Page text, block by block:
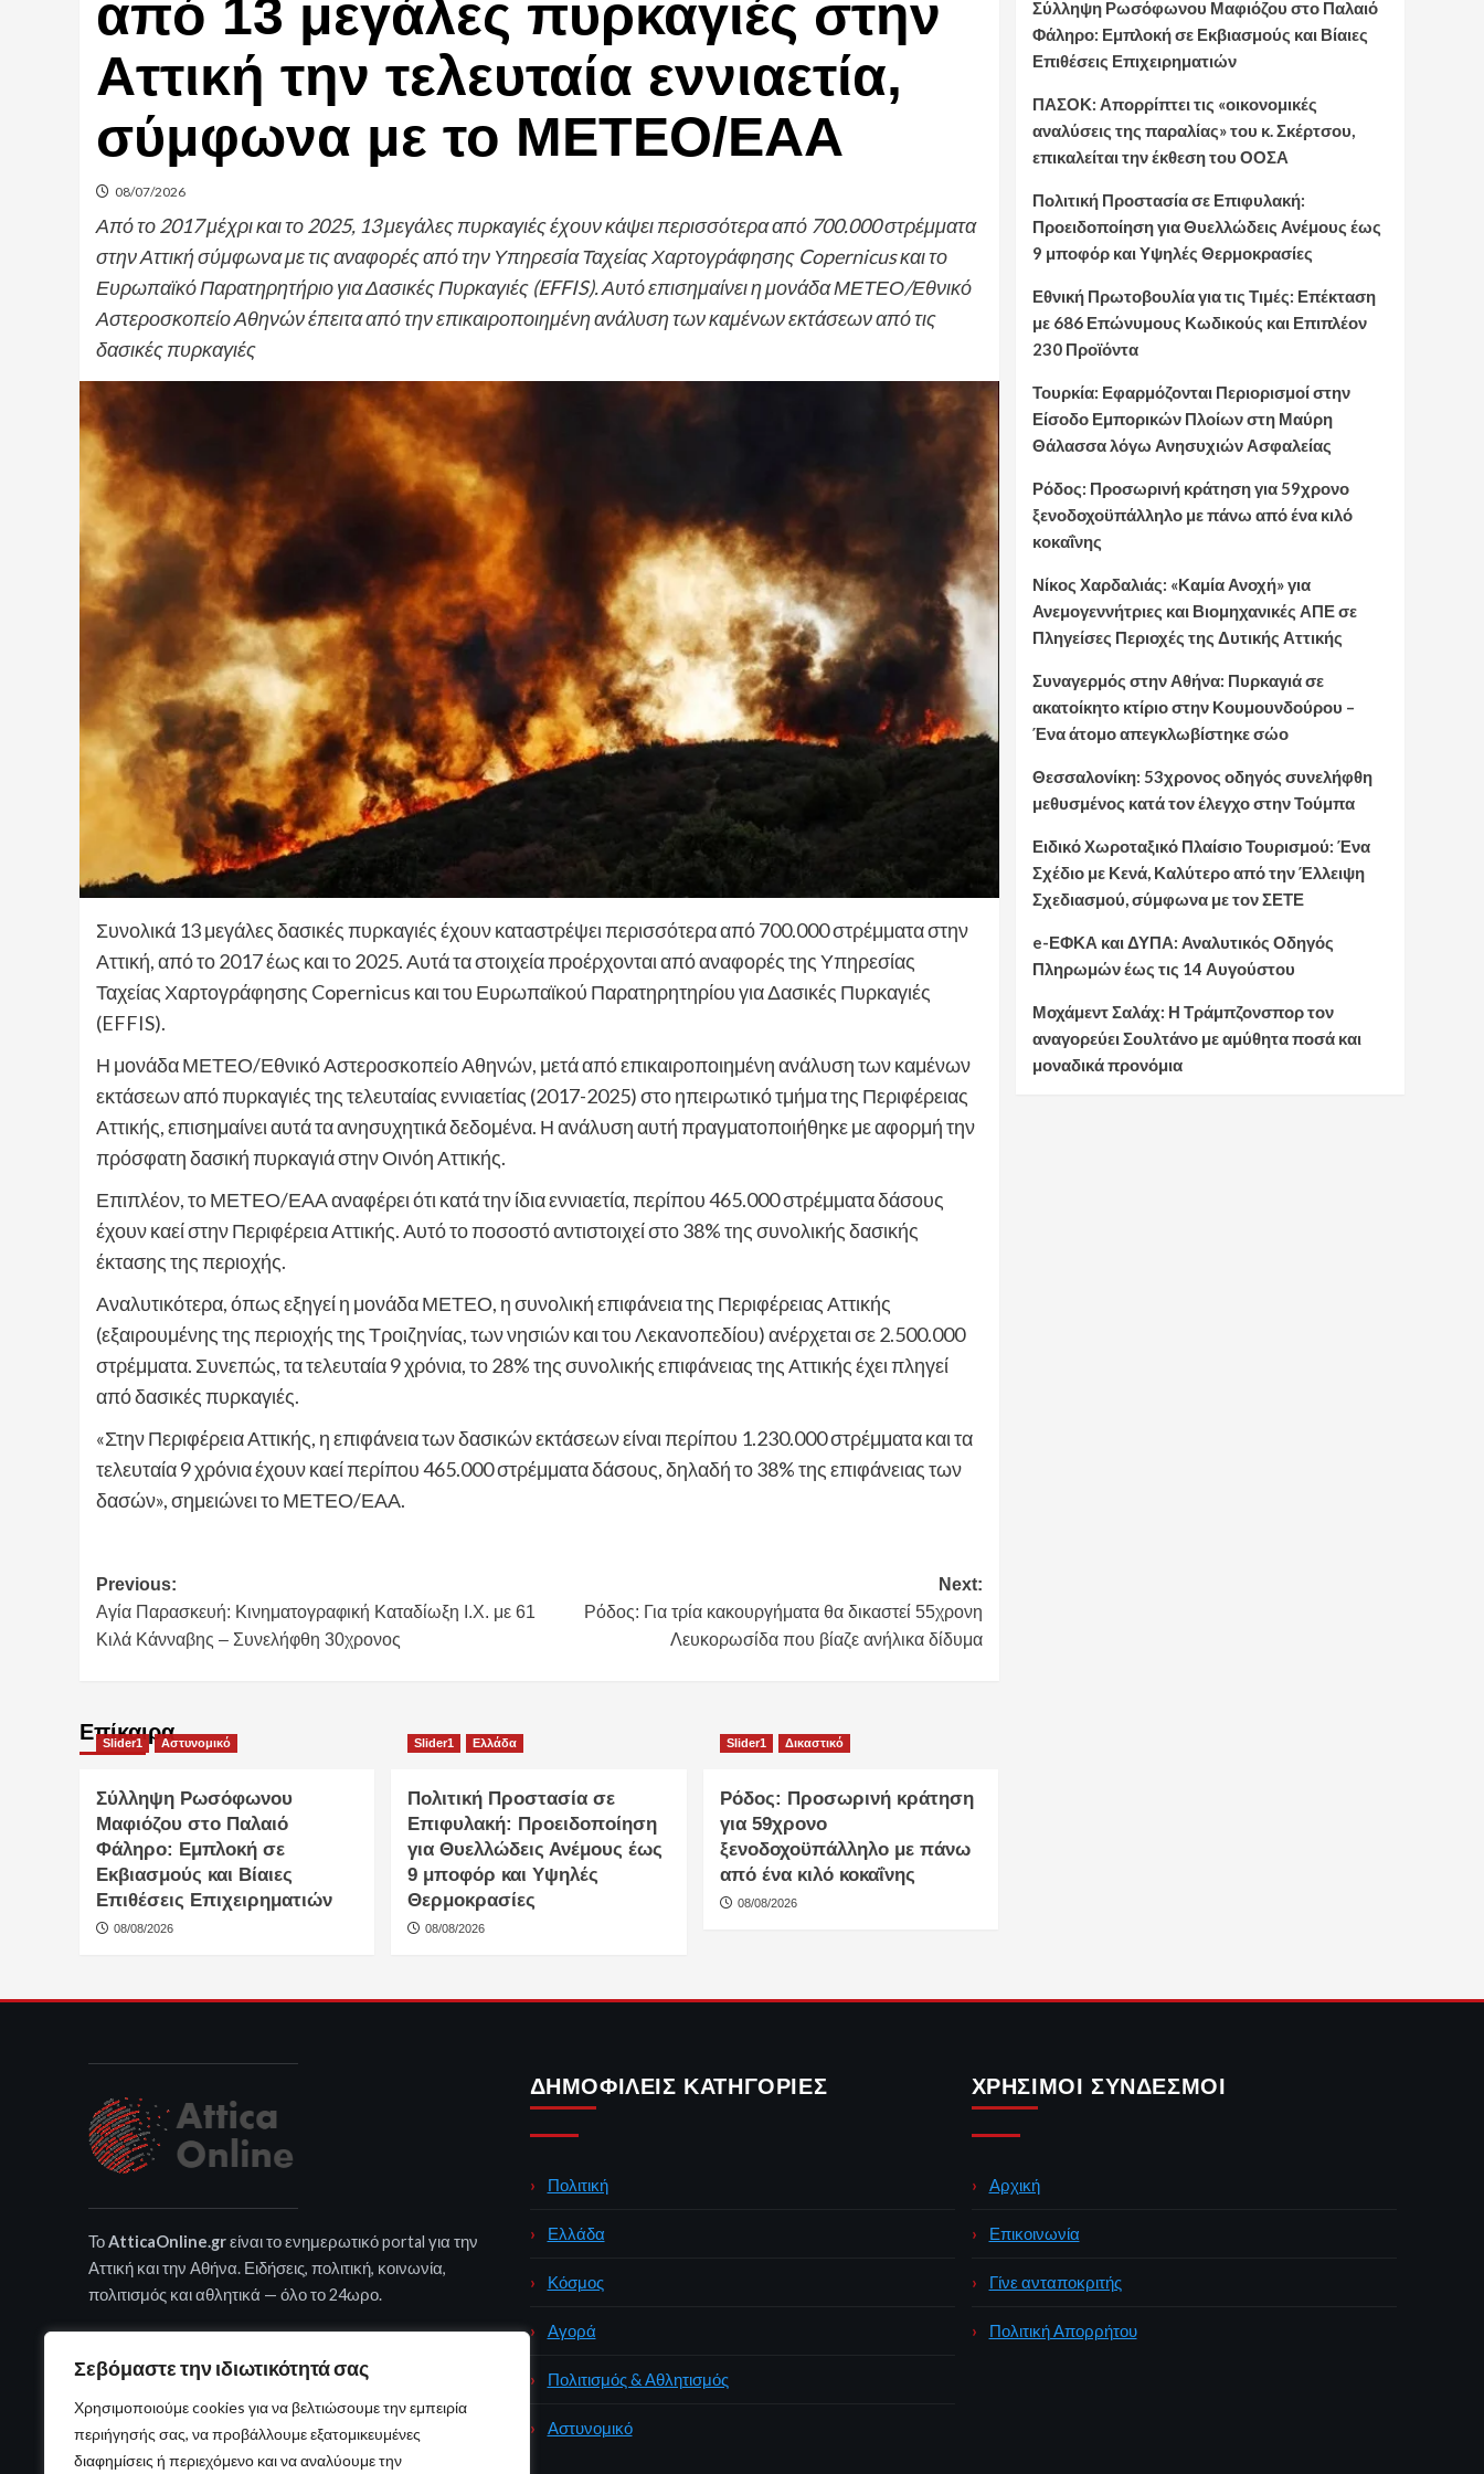
Σεβόμαστε την ιδιωτικότητά σας
Χρησιμοποιούμε cookies για να βελτιώσουμε την εμπειρία
περιήγησής σας, να προβάλλουμε εξατομικευμένες
διαφημίσεις ή περιεχόμενο και να αναλύουμε την
από 13 μεγάλες πυρκαγιές στην
Αττική την τελευταία εννιαετία,
σύμφωνα με το ΜΕΤΕΟ/ΕΑΑ
08/07/2026
Από το 2017 μέχρι και το 2025, 13 μεγάλες πυρκαγιές έχουν κάψει περισσότερα από 700.000 στρέμματα
στην Αττική σύμφωνα με τις αναφορές από την Υπηρεσία Ταχείας Χαρτογράφησης Copernicus και το
Ευρωπαϊκό Παρατηρητήριο για Δασικές Πυρκαγιές (EFFIS). Αυτό επισημαίνει η μονάδα ΜΕΤΕΟ/Εθνικό
Αστεροσκοπείο Αθηνών έπειτα από την επικαιροποιημένη ανάλυση των καμένων εκτάσεων από τις
δασικές πυρκαγιές
Συνολικά 13 μεγάλες δασικές πυρκαγιές έχουν καταστρέψει περισσότερα από 700.000 στρέμματα στην
Αττική, από το 2017 έως και το 2025. Αυτά τα στοιχεία προέρχονται από αναφορές της Υπηρεσίας
Ταχείας Χαρτογράφησης Copernicus και του Ευρωπαϊκού Παρατηρητηρίου για Δασικές Πυρκαγιές
(EFFIS).
Η μονάδα ΜΕΤΕΟ/Εθνικό Αστεροσκοπείο Αθηνών, μετά από επικαιροποιημένη ανάλυση των καμένων
εκτάσεων από πυρκαγιές της τελευταίας εννιαετίας (2017-2025) στο ηπειρωτικό τμήμα της Περιφέρειας
Αττικής, επισημαίνει αυτά τα ανησυχητικά δεδομένα. Η ανάλυση αυτή πραγματοποιήθηκε με αφορμή την
πρόσφατη δασική πυρκαγιά στην Οινόη Αττικής.
Επιπλέον, το ΜΕΤΕΟ/ΕΑΑ αναφέρει ότι κατά την ίδια εννιαετία, περίπου 465.000 στρέμματα δάσους
έχουν καεί στην Περιφέρεια Αττικής. Αυτό το ποσοστό αντιστοιχεί στο 38% της συνολικής δασικής
έκτασης της περιοχής.
Αναλυτικότερα, όπως εξηγεί η μονάδα ΜΕΤΕΟ, η συνολική επιφάνεια της Περιφέρειας Αττικής
(εξαιρουμένης της περιοχής της Τροιζηνίας, των νησιών και του Λεκανοπεδίου) ανέρχεται σε 2.500.000
στρέμματα. Συνεπώς, τα τελευταία 9 χρόνια, το 28% της συνολικής επιφάνειας της Αττικής έχει πληγεί
από δασικές πυρκαγιές.
«Στην Περιφέρεια Αττικής, η επιφάνεια των δασικών εκτάσεων είναι περίπου 1.230.000 στρέμματα και τα
τελευταία 9 χρόνια έχουν καεί περίπου 465.000 στρέμματα δάσους, δηλαδή το 38% της επιφάνειας των
δασών», σημειώνει το ΜΕΤΕΟ/ΕΑΑ.
Post
navigation
Previous:
Αγία Παρασκευή: Κινηματογραφική Καταδίωξη Ι.Χ. με 61
Κιλά Κάνναβης – Συνελήφθη 30χρονος
Next:
Ρόδος: Για τρία κακουργήματα θα δικαστεί 55χρονη
Λευκορωσίδα που βίαζε ανήλικα δίδυμα
Επίκαιρα
Slider1 Αστυνομικό
Σύλληψη Ρωσόφωνου
Μαφιόζου στο Παλαιό
Φάληρο: Εμπλοκή σε
Εκβιασμούς και Βίαιες
Επιθέσεις Επιχειρηματιών
08/08/2026
Slider1 Ελλάδα
Πολιτική Προστασία σε
Επιφυλακή: Προειδοποίηση
για Θυελλώδεις Ανέμους έως
9 μποφόρ και Υψηλές
Θερμοκρασίες
08/08/2026
Slider1 Δικαστικό
Ρόδος: Προσωρινή κράτηση
για 59χρονο
ξενοδοχοϋπάλληλο με πάνω
από ένα κιλό κοκαΐνης
08/08/2026
Σύλληψη Ρωσόφωνου Μαφιόζου στο Παλαιό
Φάληρο: Εμπλοκή σε Εκβιασμούς και Βίαιες
Επιθέσεις Επιχειρηματιών
ΠΑΣΟΚ: Απορρίπτει τις «οικονομικές
αναλύσεις της παραλίας» του κ. Σκέρτσου,
επικαλείται την έκθεση του ΟΟΣΑ
Πολιτική Προστασία σε Επιφυλακή:
Προειδοποίηση για Θυελλώδεις Ανέμους έως
9 μποφόρ και Υψηλές Θερμοκρασίες
Εθνική Πρωτοβουλία για τις Τιμές: Επέκταση
με 686 Επώνυμους Κωδικούς και Επιπλέον
230 Προϊόντα
Τουρκία: Εφαρμόζονται Περιορισμοί στην
Είσοδο Εμπορικών Πλοίων στη Μαύρη
Θάλασσα λόγω Ανησυχιών Ασφαλείας
Ρόδος: Προσωρινή κράτηση για 59χρονο
ξενοδοχοϋπάλληλο με πάνω από ένα κιλό
κοκαΐνης
Νίκος Χαρδαλιάς: «Καμία Ανοχή» για
Ανεμογεννήτριες και Βιομηχανικές ΑΠΕ σε
Πληγείσες Περιοχές της Δυτικής Αττικής
Συναγερμός στην Αθήνα: Πυρκαγιά σε
ακατοίκητο κτίριο στην Κουμουνδούρου –
Ένα άτομο απεγκλωβίστηκε σώο
Θεσσαλονίκη: 53χρονος οδηγός συνελήφθη
μεθυσμένος κατά τον έλεγχο στην Τούμπα
Ειδικό Χωροταξικό Πλαίσιο Τουρισμού: Ένα
Σχέδιο με Κενά, Καλύτερο από την Έλλειψη
Σχεδιασμού, σύμφωνα με τον ΣΕΤΕ
e-ΕΦΚΑ και ΔΥΠΑ: Αναλυτικός Οδηγός
Πληρωμών έως τις 14 Αυγούστου
Μοχάμεντ Σαλάχ: Η Τράμπζονσπορ τον
αναγορεύει Σουλτάνο με αμύθητα ποσά και
μοναδικά προνόμια
ΤοAtticaOnline.grείναι το ενημερωτικό portal για την
Αττική και την Αθήνα. Ειδήσεις, πολιτική, κοινωνία,
πολιτισμός και αθλητικά — όλο το 24ωρο.
ΔΗΜΟΦΙΛΕΊΣ ΚΑΤΗΓΟΡΊΕΣ
Πολιτική
Ελλάδα
Κόσμος
Αγορά
Πολιτισμός & Αθλητισμός
Αστυνομικό
ΧΡΉΣΙΜΟΙ ΣΎΝΔΕΣΜΟΙ
Αρχική
Επικοινωνία
Γίνε ανταποκριτής
Πολιτική Απορρήτου